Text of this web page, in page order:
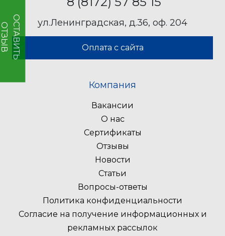
О
СТ
А
В
И
Т
Ь
ОТ
З
Ы
В ул.Ленинградская, д.36, оф. 204
Оплата с сайта
Компания
Вакансии
О нас
Сертификаты
Отзывы
Новости
Статьи
Вопросы-ответы
Политика конфиденциальности
Согласие на получение информационных и
рекламных рассылок